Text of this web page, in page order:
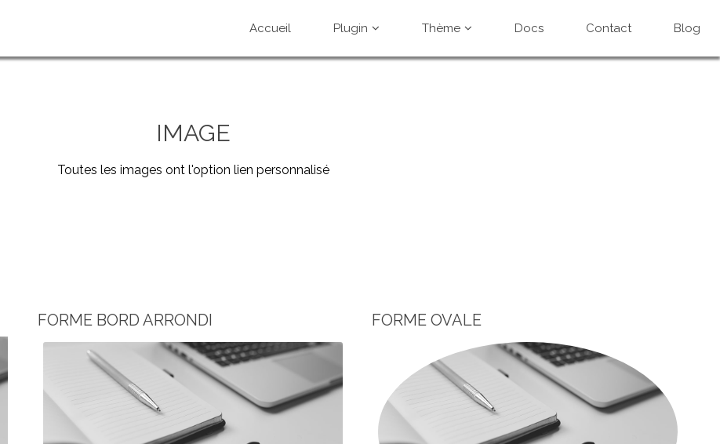
Accueil Plugin Thème Docs Contact Blog
IMAGE
Toutes les images ont l'option lien personnalisé
FORME BORD ARRONDI FORME OVALE